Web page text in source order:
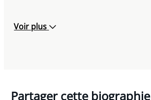
Voir plus
Partager cette biographie